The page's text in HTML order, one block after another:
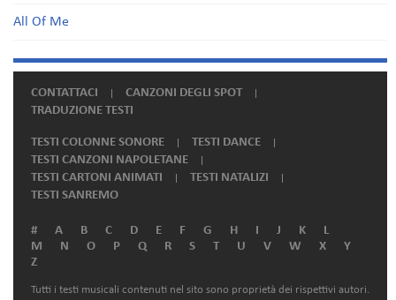
All Of Me
CONTATTACI
CANZONI DEGLI SPOT
TRADUZIONE TESTI
TESTI COLONNE SONORE
TESTI DANCE
TESTI CANZONI NAPOLETANE
TESTI CARTONI ANIMATI
TESTI NATALIZI
TESTI SANREMO
# A B C D E F G H I J K
L
M
N O P Q R S T U V W X
Y
Z
Tutti i testi musicali contenuti nel sito sono proprietà dei rispettivi autori.